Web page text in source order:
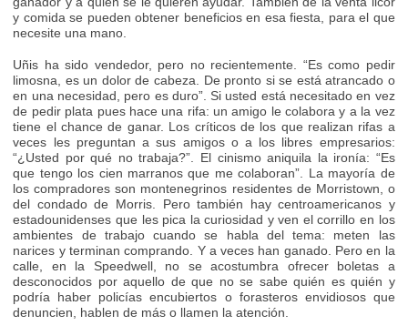
y comida se pueden obtener beneficios en esa fiesta, para el que
necesite una mano.
Uñis ha sido vendedor, pero no recientemente. “Es como pedir
limosna, es un dolor de cabeza. De pronto si se está atrancado o
en una necesidad, pero es duro”. Si usted está necesitado en vez
de pedir plata pues hace una rifa: un amigo le colabora y a la vez
tiene el chance de ganar. Los críticos de los que realizan rifas a
veces les preguntan a sus amigos o a los libres empresarios:
“¿Usted por qué no trabaja?”. El cinismo aniquila la ironía: “Es
que tengo los cien marranos que me colaboran”. La mayoría de
los compradores son montenegrinos residentes de Morristown, o
del condado de Morris. Pero también hay centroamericanos y
estadounidenses que les pica la curiosidad y ven el corrillo en los
ambientes de trabajo cuando se habla del tema: meten las
narices y terminan comprando. Y a veces han ganado. Pero en la
calle, en la Speedwell, no se acostumbra ofrecer boletas a
desconocidos por aquello de que no se sabe quién es quién y
podría haber policías encubiertos o forasteros envidiosos que
denuncien, hablen de más o llamen la atención.